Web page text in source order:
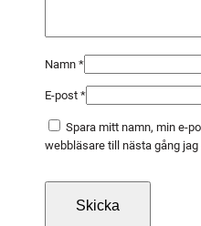
Namn *
E-post *
Spara mitt namn, min e-
webbläsare till nästa gång